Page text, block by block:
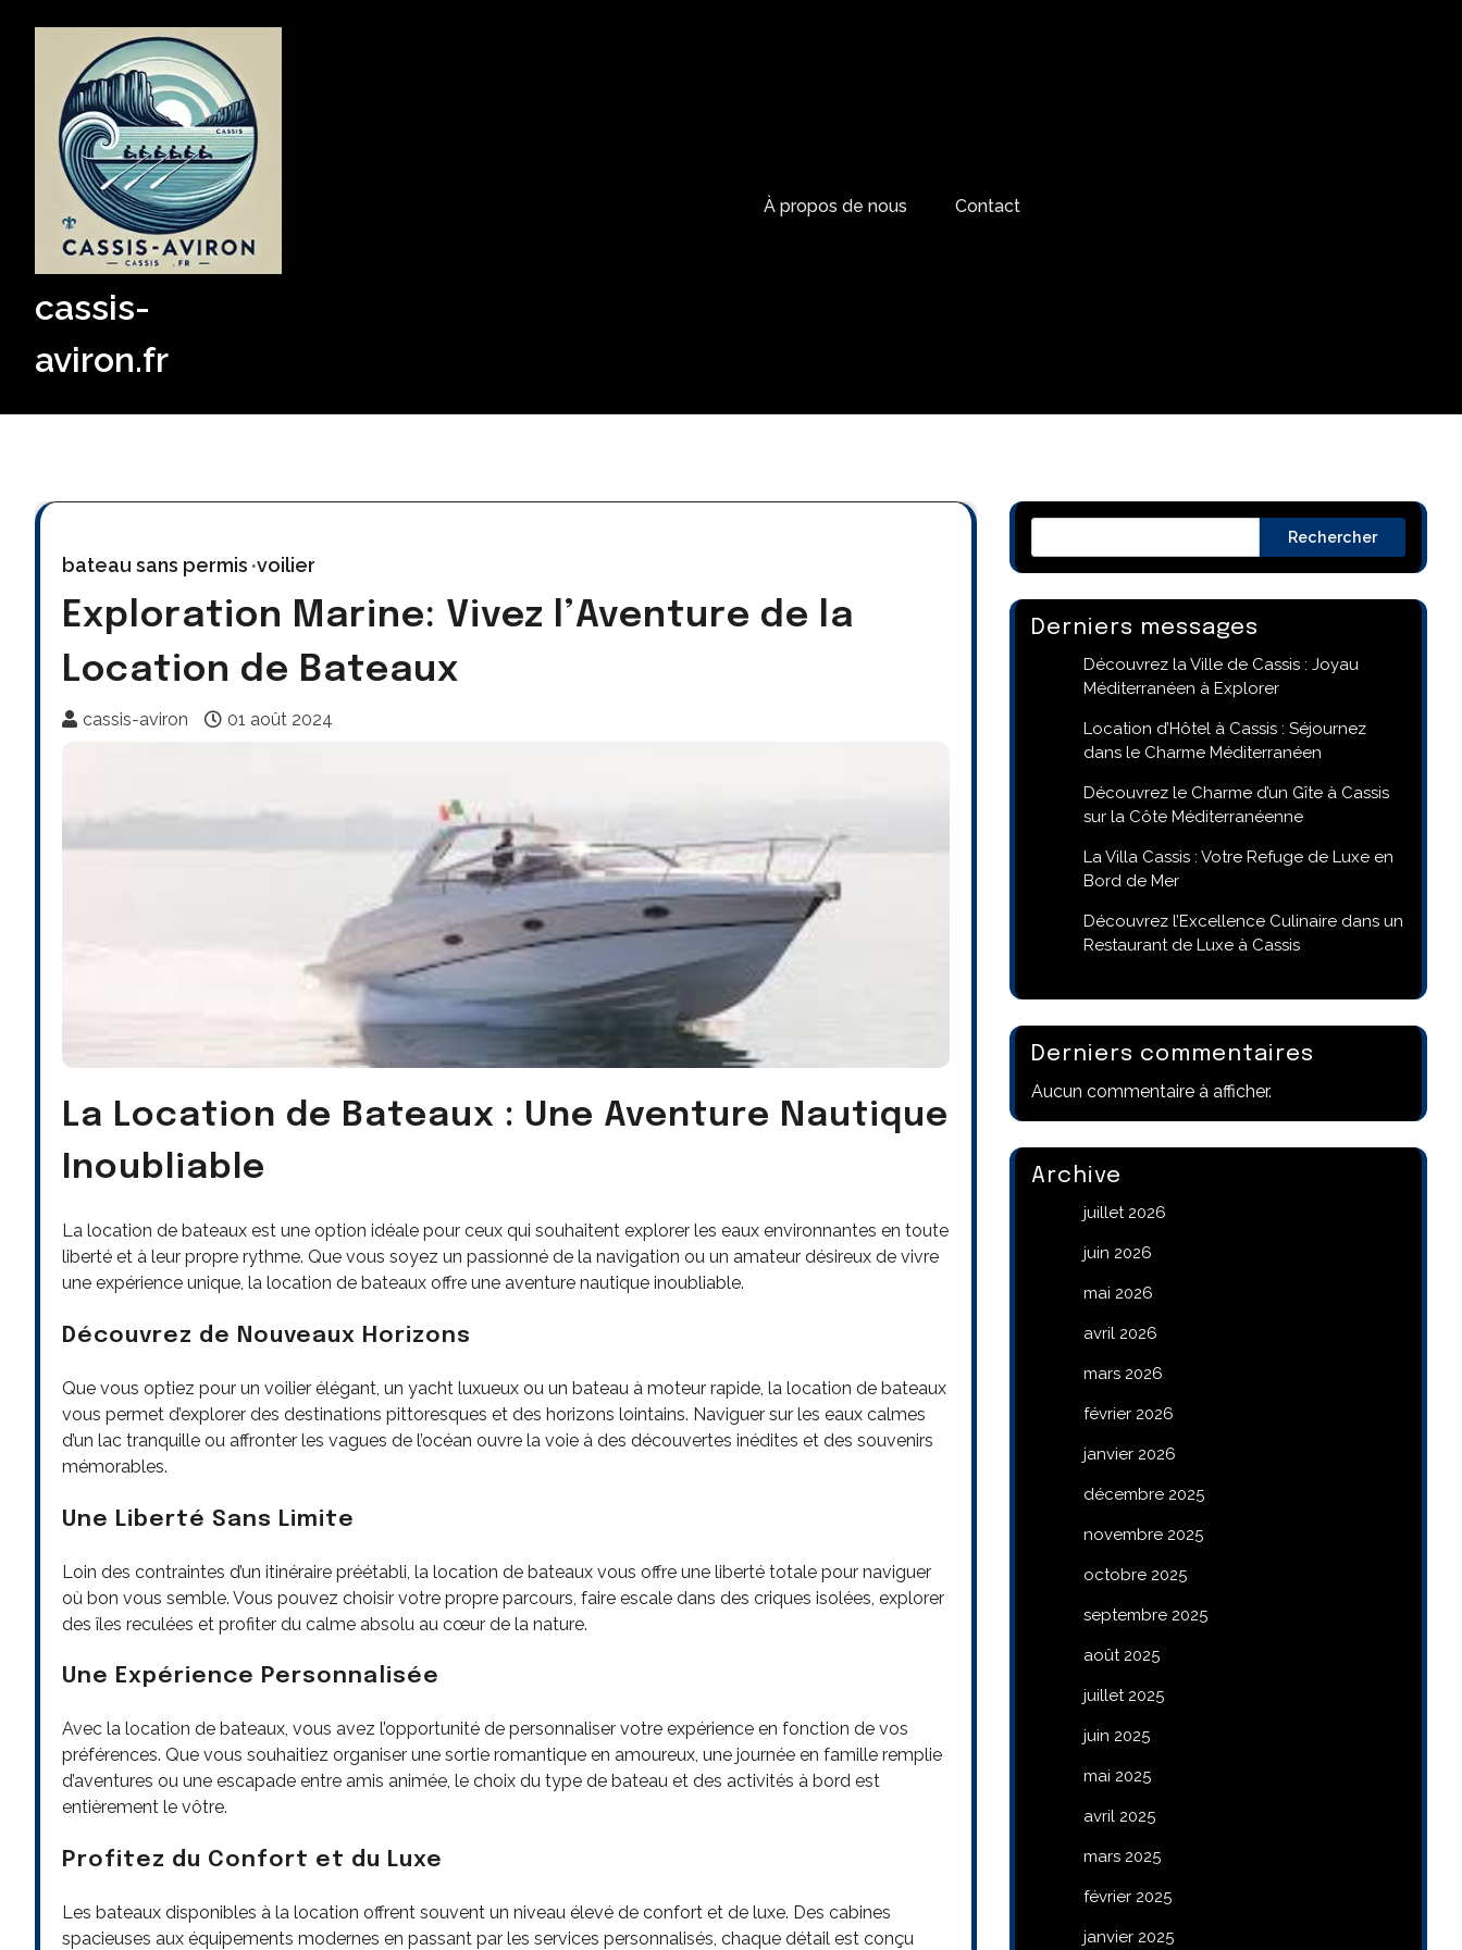
cassis-
aviron.fr
À propos de nous Contact
bateau sans permis voilier
Exploration Marine: Vivez l’Aventure de la
Location de Bateaux
cassis-aviron 01 août 2024
La Location de Bateaux : Une Aventure Nautique
Inoubliable
La location de bateaux est une option idéale pour ceux qui souhaitent explorer les eaux environnantes en toute
liberté et à leur propre rythme. Que vous soyez un passionné de la navigation ou un amateur désireux de vivre
une expérience unique, la location de bateaux offre une aventure nautique inoubliable.
Découvrez de Nouveaux Horizons
Que vous optiez pour un voilier élégant, un yacht luxueux ou un bateau à moteur rapide, la location de bateaux
vous permet d’explorer des destinations pittoresques et des horizons lointains. Naviguer sur les eaux calmes
d’un lac tranquille ou affronter les vagues de l’océan ouvre la voie à des découvertes inédites et des souvenirs
mémorables.
Une Liberté Sans Limite
Loin des contraintes d’un itinéraire préétabli, la location de bateaux vous offre une liberté totale pour naviguer
où bon vous semble. Vous pouvez choisir votre propre parcours, faire escale dans des criques isolées, explorer
des îles reculées et profiter du calme absolu au cœur de la nature.
Une Expérience Personnalisée
Avec la location de bateaux, vous avez l’opportunité de personnaliser votre expérience en fonction de vos
préférences. Que vous souhaitiez organiser une sortie romantique en amoureux, une journée en famille remplie
d’aventures ou une escapade entre amis animée, le choix du type de bateau et des activités à bord est
entièrement le vôtre.
Profitez du Confort et du Luxe
Les bateaux disponibles à la location offrent souvent un niveau élevé de confort et de luxe. Des cabines
spacieuses aux équipements modernes en passant par les services personnalisés, chaque détail est conçu
Rechercher
Derniers messages
Découvrez la Ville de Cassis : Joyau
Méditerranéen à Explorer
Location d’Hôtel à Cassis : Séjournez
dans le Charme Méditerranéen
Découvrez le Charme d’un Gîte à Cassis
sur la Côte Méditerranéenne
La Villa Cassis : Votre Refuge de Luxe en
Bord de Mer
Découvrez l’Excellence Culinaire dans un
Restaurant de Luxe à Cassis
Derniers commentaires
Aucun commentaire à afficher.
Archive
juillet 2026
juin 2026
mai 2026
avril 2026
mars 2026
février 2026
janvier 2026
décembre 2025
novembre 2025
octobre 2025
septembre 2025
août 2025
juillet 2025
juin 2025
mai 2025
avril 2025
mars 2025
février 2025
janvier 2025